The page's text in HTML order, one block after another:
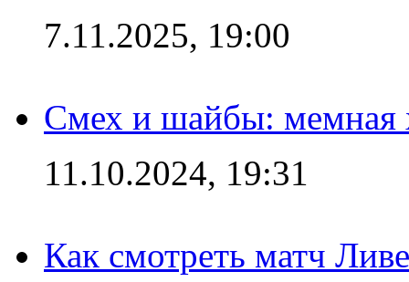
7.11.2025, 19:00
Смех и шайбы: мемная
11.10.2024, 19:31
Как смотреть матч